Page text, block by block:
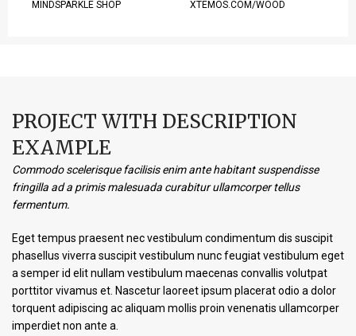
MINDSPARKLE SHOP XTEMOS.COM/WOOD
PROJECT WITH DESCRIPTION
EXAMPLE
Commodo scelerisque facilisis enim ante habitant suspendisse
fringilla ad a primis malesuada curabitur ullamcorper tellus
fermentum.
Eget tempus praesent nec vestibulum condimentum dis suscipit
phasellus viverra suscipit vestibulum nunc feugiat vestibulum eget
a semper id elit nullam vestibulum maecenas convallis volutpat
porttitor vivamus et. Nascetur laoreet ipsum placerat odio a dolor
torquent adipiscing ac aliquam mollis proin venenatis ullamcorper
imperdiet non ante a.